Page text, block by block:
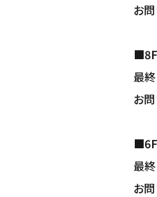
お
■
最
お
最
お